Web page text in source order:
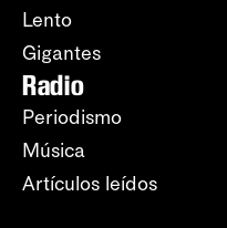
Lento
Gigantes
Radio
Periodismo
Música
Artículos leídos